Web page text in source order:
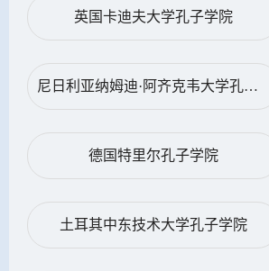
英国卡迪夫大学孔子学院
尼日利亚纳姆迪·阿齐克韦大学孔子学院
德国特里尔孔子学院
土耳其中东技术大学孔子学院